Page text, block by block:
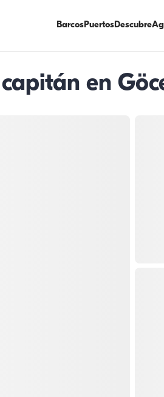
BarcosPuertosDescubre
en